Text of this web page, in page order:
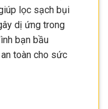
lọc sạch bụi
dị ứng trong
bạn bầu
toàn cho sức